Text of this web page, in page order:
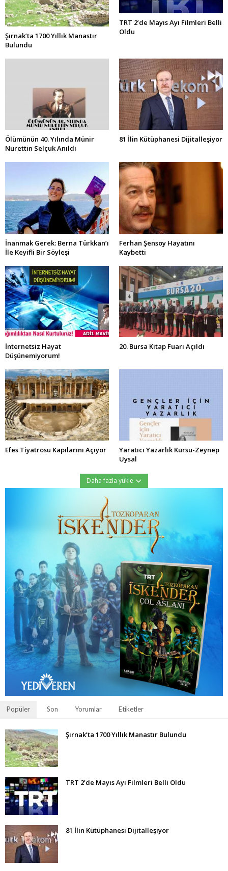
Şırnak’ta 1700 Yıllık Manastır
Bulundu
TRT 2’de Mayıs Ayı Filmleri Belli
Oldu
Ölümünün 40. Yılında Münir
Nurettin Selçuk Anıldı
81 İlin Kütüphanesi Dijitalleşiyor
İnanmak Gerek: Berna Türkkan’ı
İle Keyifli Bir Söyleşi
Ferhan Şensoy Hayatını
Kaybetti
İnternetsiz Hayat
Düşünemiyorum!
20. Bursa Kitap Fuarı Açıldı
Efes Tiyatrosu Kapılarını Açıyor
Yaratıcı Yazarlık Kursu-Zeynep
Uysal
Daha fazla yükle
Popüler Son Yorumlar Etiketler
Şırnak’ta 1700 Yıllık Manastır Bulundu
TRT 2’de Mayıs Ayı Filmleri Belli Oldu
81 İlin Kütüphanesi Dijitalleşiyor